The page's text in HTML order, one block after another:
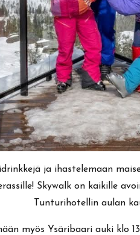
ja ihastelemaan
Skywalk on kaikille
Tunturihotellin aulan
myös Ysäribaari auki klo